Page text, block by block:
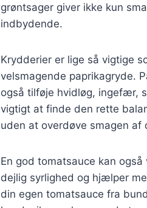
grøntsager giver ikke kun
indbydende.
Krydderier er lige så vigtige
velsmagende paprikagryde.
også tilføje hvidløg, ingefær,
vigtigt at finde den rette
uden at overdøve smagen af
En god tomatsauce kan
dejlig syrlighed og hjælper
din egen tomatsauce fra